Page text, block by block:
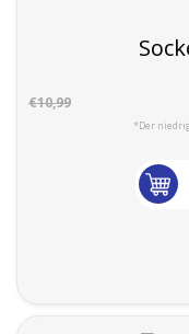
€10,99
*Der